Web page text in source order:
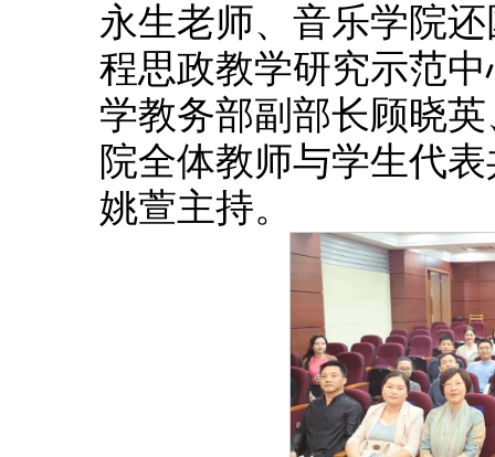
永生老师、音乐学院
程思政教学研究示范
学教务部副部长顾晓
院全体教师与学生代
姚萱主持。